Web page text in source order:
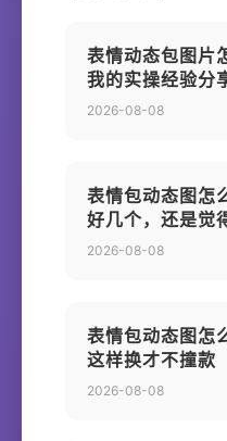
表情动态包图片
我的实操经验分
2026-08-08
表情包动态图怎
好几个，还是觉
2026-08-08
表情包动态图怎
这样换才不撞款
2026-08-08